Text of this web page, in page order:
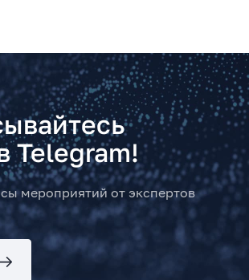
Telegram!
мероприятий от экспертов